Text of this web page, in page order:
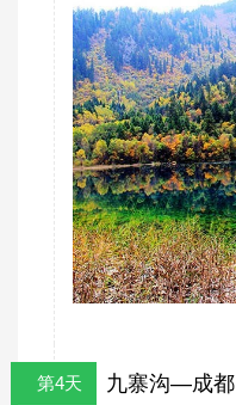
第4天 九寨沟—成都